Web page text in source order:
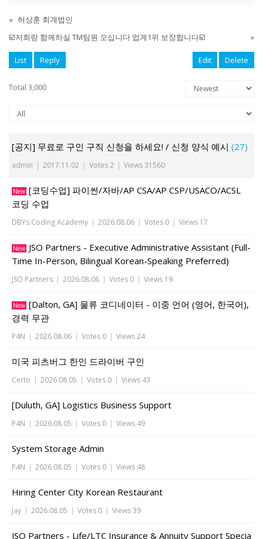
« 허상훈 회계법인
☑️저희랑 함께하실 TM팀원 모십니다 업계1위 보장합니다☑️
»
List Reply Edit Delete
Total 3,000
[공지] 무료로 구인 구직 신청을 하세요! / 신청 양식 예시 (27)
admin | 2017.11.02 | Votes 2 | Views 31560
New [코딩수업] 파이썬/자바/AP CSA/AP CSP/USACO/ACSL
코딩 수업
DBYs Coding Academy | 2026.08.06 | Votes 0 | Views 17
New JSO Partners - Executive Administrative Assistant (Full-
Time In-Person, Bilingual Korean-Speaking Preferred)
JSO Partners | 2026.08.06 | Votes 0 | Views 19
New [Dalton, GA] 물류 코디네이터 - 이중 언어 (영어, 한국어),
경력 무관
P4N | 2026.08.06 | Votes 0 | Views 24
미국 피츠버그 한인 드라이버 구인
Certo | 2026.08.05 | Votes 0 | Views 43
[Duluth, GA] Logistics Business Support
P4N | 2026.08.05 | Votes 0 | Views 49
System Storage Admin
P4N | 2026.08.05 | Votes 0 | Views 48
Hiring Center City Korean Restaurant
Jay | 2026.08.05 | Votes 0 | Views 39
JSO Partners - Life/LTC Insurance & Annuity Support Specia